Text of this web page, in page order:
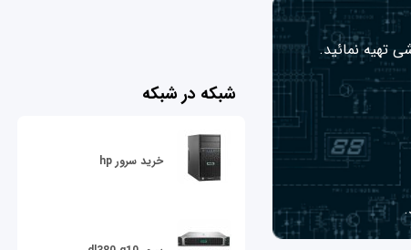
تهیه نمائید.
شبکه در شبکه
خرید سرور hp